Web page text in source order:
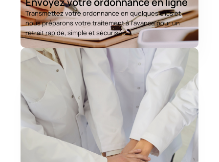
Transmettez votre ordonnance en quelques clics et
nous préparons votre traitement à l’avance pour un
retrait rapide, simple et sécurisé.